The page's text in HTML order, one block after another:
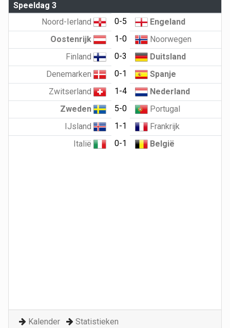
Speeldag 3
Noord-Ierland
0-5
Engeland
Oostenrijk
1-0
Noorwegen
Finland
0-3
Duitsland
Denemarken
0-1
Spanje
Zwitserland
1-4
Nederland
Zweden
5-0
Portugal
IJsland
1-1
Frankrijk
Italië
0-1 België
Kalender Statistieken